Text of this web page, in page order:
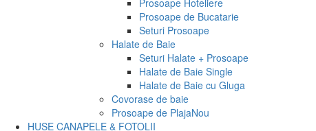
Prosoape Hoteliere
Prosoape de Bucatarie
Seturi Prosoape
Halate de Baie
Seturi Halate + Prosoape
Halate de Baie Single
Halate de Baie cu Gluga
Covorase de baie
Prosoape de PlajaNou
HUSE CANAPELE & FOTOLII